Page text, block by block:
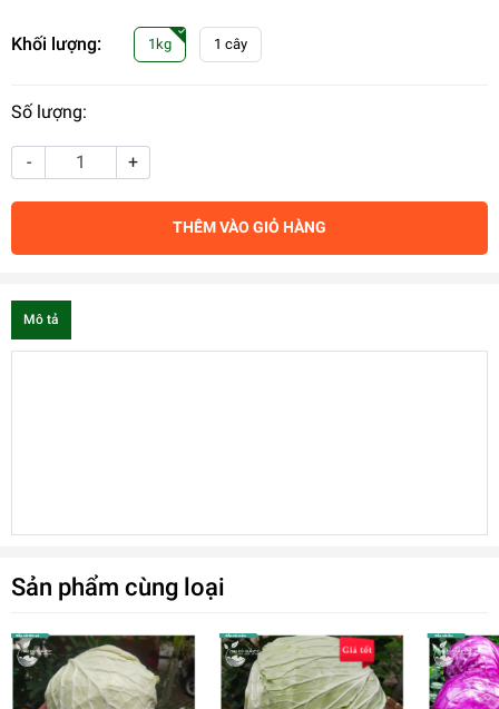
Khối lượng: 1kg 1 cây
Số lượng:
- +
THÊM VÀO GIỎ HÀNG
Mô tả
Sản phẩm cùng loại